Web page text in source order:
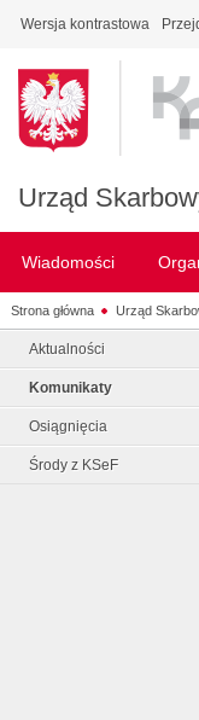
Wersja kontrastowa
Urząd
Wiadomości
Strona główna Urząd
Aktualności
Komunikaty
Osiągnięcia
Środy z KSeF